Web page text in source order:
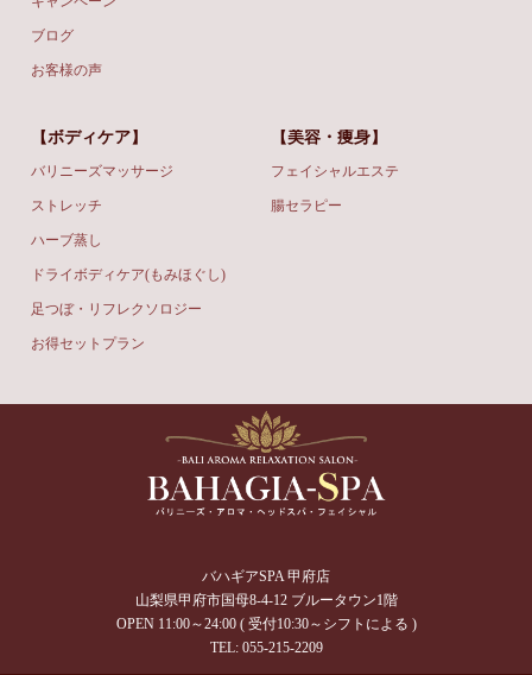
ブログ
お客様の声
【ボディケア】
バリニーズマッサージ
ストレッチ
ハーブ蒸し
ドライボディケア(もみほぐし)
足つぼ・リフレクソロジー
お得セットプラン
【美容・痩身】
フェイシャルエステ
腸セラピー
バハギアSPA 甲府店
山梨県甲府市国母8-4-12 ブルータウン1階
OPEN 11:00～24:00 ( 受付10:30～シフトによる )
TEL: 055-215-2209